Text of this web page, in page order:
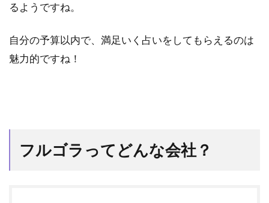
るようですね。
自分の予算以内で、満足いく占いをしてもらえるのは
魅力的ですね！
フルゴラってどんな会社？